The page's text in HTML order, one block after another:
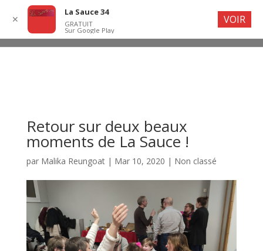
Retour sur deux beaux
moments de La Sauce !
par Malika Reungoat| Mar 10, 2020 | Non classé
✕
La Sauce 34
GRATUIT
Sur Google Play
VOIR